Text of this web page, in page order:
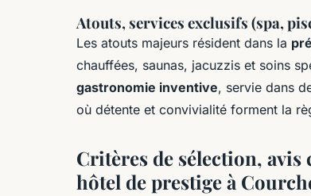
Atouts, services exclusifs (spa,
Les atouts majeurs résident dans la
chauffées, saunas, jacuzzis et soins
gastronomie inventive, servie dans
où détente et convivialité forment la
Critères de sélection,
hôtel de prestige à